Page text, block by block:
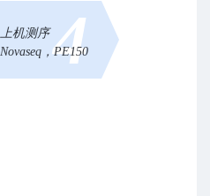
上机测序
Novaseq，PE150
4